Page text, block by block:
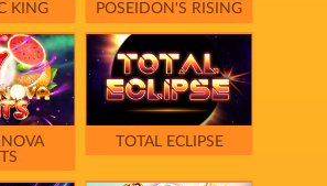
KING POSEIDON'S RISING
TOTAL ECLIPSE